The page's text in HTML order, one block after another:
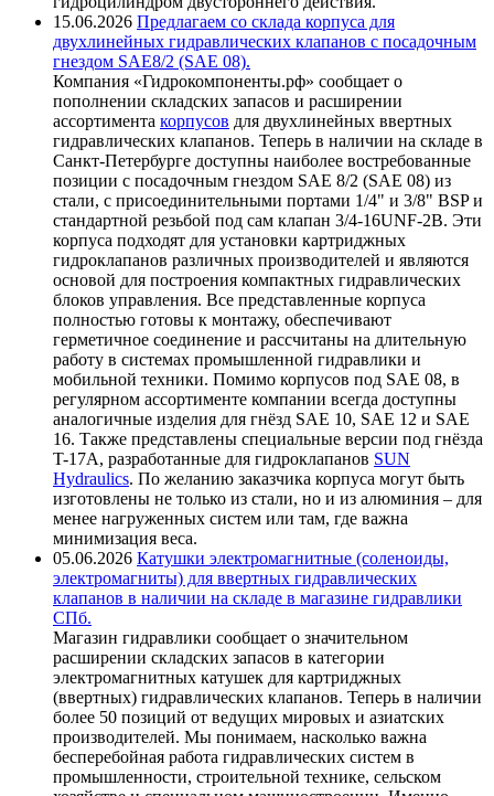
15.06.2026 Предлагаем со склада корпуса для
двухлинейных гидравлических клапанов с посадочным
гнездом SAE8/2 (SAE 08).
Компания «Гидрокомпоненты.рф» сообщает о
пополнении складских запасов и расширении
ассортимента корпусов для двухлинейных ввертных
гидравлических клапанов. Теперь в наличии на складе в
Санкт-Петербурге доступны наиболее востребованные
позиции с посадочным гнездом SAE 8/2 (SAE 08) из
стали, с присоединительными портами 1/4" и 3/8" BSP и
стандартной резьбой под сам клапан 3/4-16UNF-2B. Эти
корпуса подходят для установки картриджных
гидроклапанов различных производителей и являются
основой для построения компактных гидравлических
блоков управления. Все представленные корпуса
полностью готовы к монтажу, обеспечивают
герметичное соединение и рассчитаны на длительную
работу в системах промышленной гидравлики и
мобильной техники. Помимо корпусов под SAE 08, в
регулярном ассортименте компании всегда доступны
аналогичные изделия для гнёзд SAE 10, SAE 12 и SAE
16. Также представлены специальные версии под гнёзда
T-17A, разработанные для гидроклапанов SUN
Hydraulics. По желанию заказчика корпуса могут быть
изготовлены не только из стали, но и из алюминия – для
менее нагруженных систем или там, где важна
минимизация веса.
05.06.2026 Катушки электромагнитные (соленоиды,
электромагниты) для ввертных гидравлических
клапанов в наличии на складе в магазине гидравлики
СПб.
Магазин гидравлики сообщает о значительном
расширении складских запасов в категории
электромагнитных катушек для картриджных
(ввертных) гидравлических клапанов. Теперь в наличии
более 50 позиций от ведущих мировых и азиатских
производителей. Мы понимаем, насколько важна
бесперебойная работа гидравлических систем в
промышленности, строительной технике, сельском